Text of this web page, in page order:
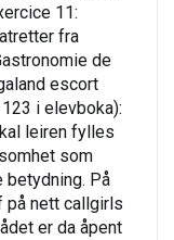
11:
fra
de
escort
i elevboka):
leiren fylles
som
På
på nett callgirls
er da åpent